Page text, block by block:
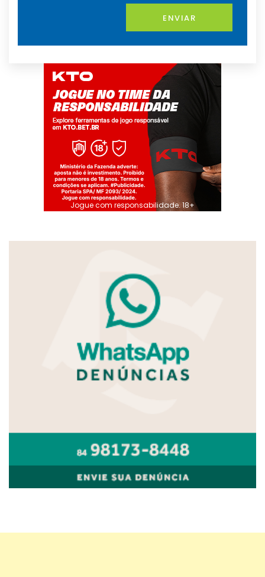
ENVIAR
Jogue com responsabilidade. 18+